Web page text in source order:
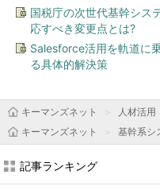
国税庁の次世代基幹シス
応すべき変更点とは?
Salesforce活用を軌道に
る具体的解決策
キーマンズネット 人材活用
キーマンズネット
基幹系シ
記事ランキング